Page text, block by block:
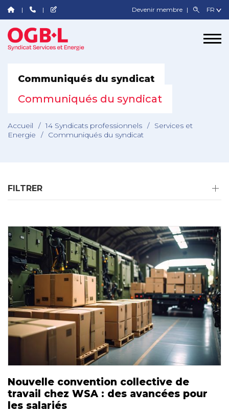
Devenir membre
Communiqués du syndicat
Communiqués du syndicat
Accueil / 14 Syndicats professionnels /
Services et
Energie
/ Communiqués du syndicat
FILTRER
Nouvelle convention collective de
travail chez WSA : des avancées pour
les salariés